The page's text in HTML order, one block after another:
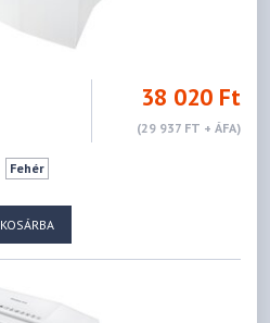
38 020 Ft
(29 937 FT + ÁFA)
Fehér
KOSÁRBA